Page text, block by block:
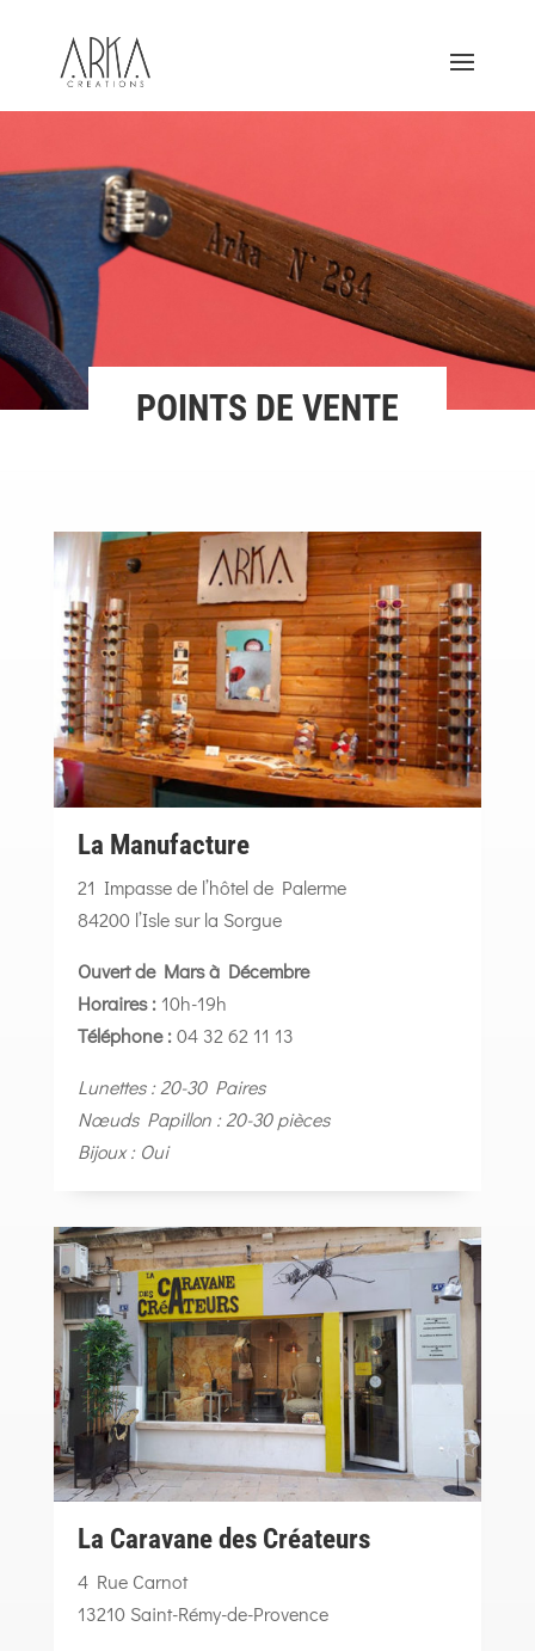
POINTS DE VENTE
La Manufacture
21 Impasse de l’hôtel de Palerme
84200 l’Isle sur la Sorgue
Ouvert de Mars à Décembre
Horaires :10h-19h
Téléphone :04 32 62 11 13
Lunettes : 20-30 Paires
Nœuds Papillon : 20-30 pièces
Bijoux : Oui
La Caravane des Créateurs
4 Rue Carnot
13210 Saint-Rémy-de-Provence